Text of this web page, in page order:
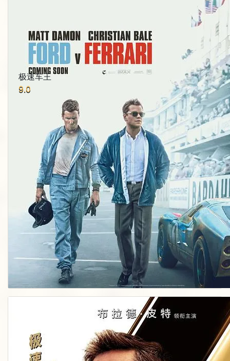
极速车王
9.0